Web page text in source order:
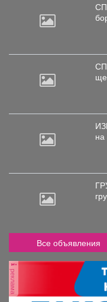
на
Все объявления
реклама